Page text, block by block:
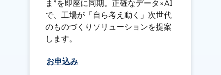
ま”を即座に同期。正確なデータ×AI
で、工場が「自ら考え動く」次世代
のものづくりソリューションを提案
します。
お申込み